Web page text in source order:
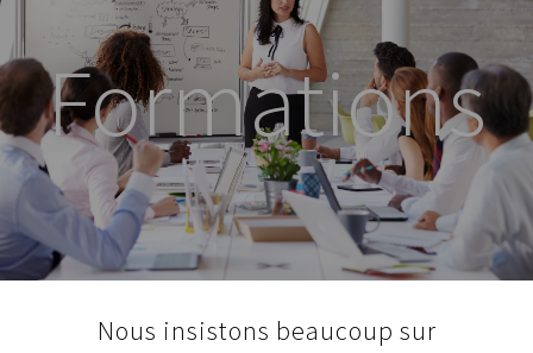
Formations
Nous insistons beaucoup sur